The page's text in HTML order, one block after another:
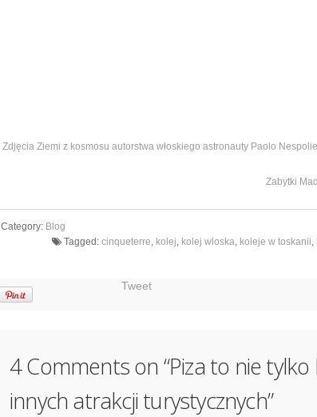
Zdjęcia Ziemi z kosmosu autorstwa włoskiego astronauty Paolo
Zabytki
Category: Blog
Tagged: cinqueterre kolej kolej wloska koleje w toskanii
Tweet
4 Comments on “Piza to nie tylko
innych atrakcji turystycznych”